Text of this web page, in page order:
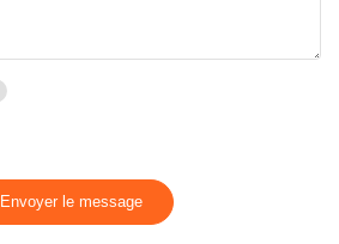
Envoyer le message